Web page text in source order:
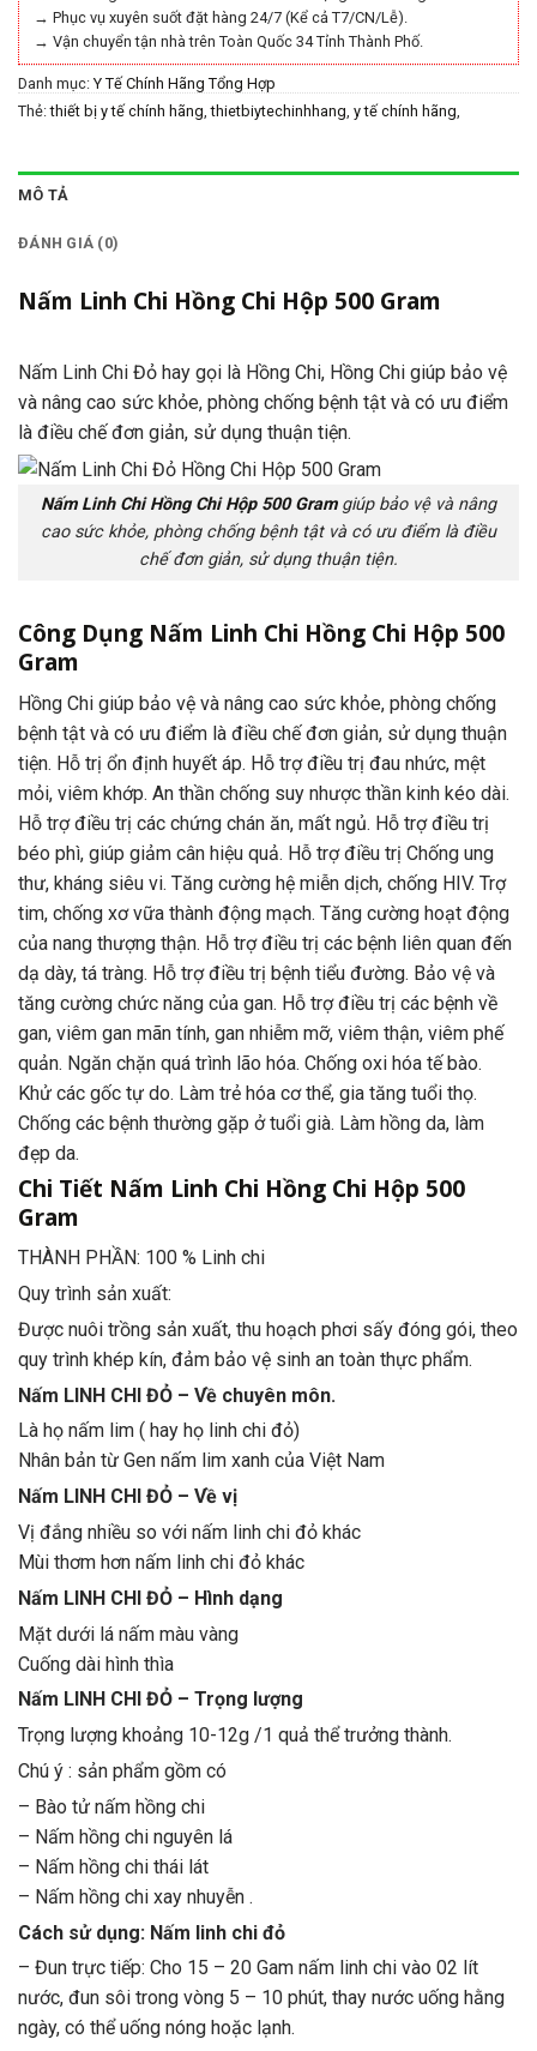
→ Phục vụ xuyên suốt đặt hàng 24/7 (Kể cả T7/CN/Lễ).
→ Vận chuyển tận nhà trên Toàn Quốc 34 Tỉnh Thành Phố.
Danh mục: Y Tế Chính Hãng Tổng Hợp
Thẻ:thiết bị y tế chính hãng,thietbiytechinhhang, y tế chính hãng,
MÔ TẢ
ĐÁNH GIÁ (0)
Nấm Linh Chi Hồng Chi Hộp 500 Gram
Nấm Linh Chi Đỏ hay gọi là Hồng Chi, Hồng Chi giúp bảo vệ
và nâng cao sức khỏe, phòng chống bệnh tật và có ưu điểm
là điều chế đơn giản, sử dụng thuận tiện.
Nấm Linh Chi Hồng Chi Hộp 500 Gramgiúp bảo vệ và nâng
cao sức khỏe, phòng chống bệnh tật và có ưu điểm là điều
chế đơn giản, sử dụng thuận tiện.
Công Dụng Nấm Linh Chi Hồng Chi Hộp 500
Gram
Hồng Chi giúp bảo vệ và nâng cao sức khỏe, phòng chống
bệnh tật và có ưu điểm là điều chế đơn giản, sử dụng thuận
tiện. Hỗ trị ổn định huyết áp. Hỗ trợ điều trị đau nhức, mệt
mỏi, viêm khớp. An thần chống suy nhược thần kinh kéo dài.
Hỗ trợ điều trị các chứng chán ăn, mất ngủ. Hỗ trợ điều trị
béo phì, giúp giảm cân hiệu quả. Hỗ trợ điều trị Chống ung
thư, kháng siêu vi. Tăng cường hệ miễn dịch, chống HIV. Trợ
tim, chống xơ vữa thành động mạch. Tăng cường hoạt động
của nang thượng thận. Hỗ trợ điều trị các bệnh liên quan đến
dạ dày, tá tràng. Hỗ trợ điều trị bệnh tiểu đường. Bảo vệ và
tăng cường chức năng của gan. Hỗ trợ điều trị các bệnh về
gan, viêm gan mãn tính, gan nhiễm mỡ, viêm thận, viêm phế
quản. Ngăn chặn quá trình lão hóa. Chống oxi hóa tế bào.
Khử các gốc tự do. Làm trẻ hóa cơ thể, gia tăng tuổi thọ.
Chống các bệnh thường gặp ở tuổi già. Làm hồng da, làm
đẹp da.
Chi Tiết Nấm Linh Chi Hồng Chi Hộp 500
Gram
THÀNH PHẦN: 100 % Linh chi
Quy trình sản xuất:
Được nuôi trồng sản xuất, thu hoạch phơi sấy đóng gói, theo
quy trình khép kín, đảm bảo vệ sinh an toàn thực phẩm.
Nấm LINH CHI ĐỎ – Về chuyên môn.
Là họ nấm lim ( hay họ linh chi đỏ)
Nhân bản từ Gen nấm lim xanh của Việt Nam
Nấm LINH CHI ĐỎ – Về vị
Vị đắng nhiều so với nấm linh chi đỏ khác
Mùi thơm hơn nấm linh chi đỏ khác
Nấm LINH CHI ĐỎ – Hình dạng
Mặt dưới lá nấm màu vàng
Cuống dài hình thìa
Nấm LINH CHI ĐỎ – Trọng lượng
Trọng lượng khoảng 10-12g /1 quả thể trưởng thành.
Chú ý : sản phẩm gồm có
– Bào tử nấm hồng chi
– Nấm hồng chi nguyên lá
– Nấm hồng chi thái lát
– Nấm hồng chi xay nhuyễn .
Cách sử dụng: Nấm linh chi đỏ
– Đun trực tiếp: Cho 15 – 20 Gam nấm linh chi vào 02 lít
nước, đun sôi trong vòng 5 – 10 phút, thay nước uống hằng
ngày, có thể uống nóng hoặc lạnh.